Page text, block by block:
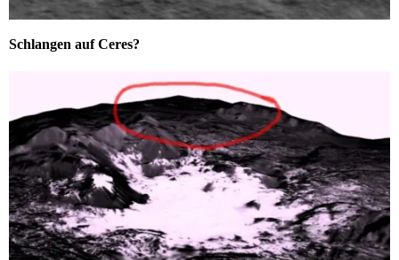
Schlangen auf Ceres?